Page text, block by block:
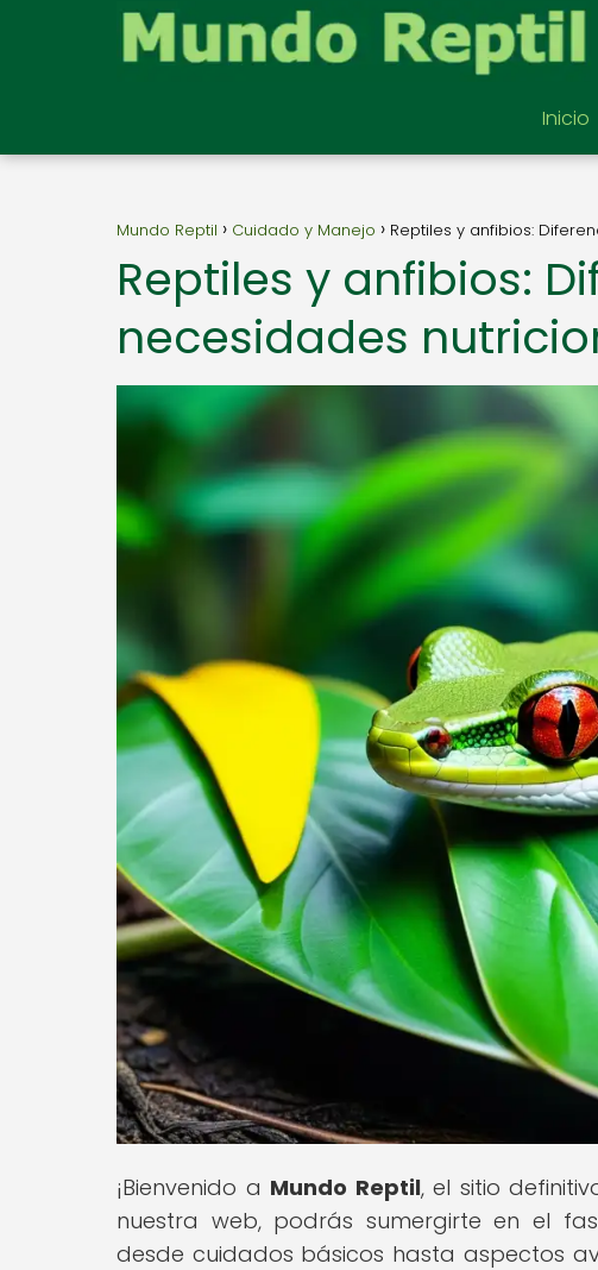
Inicio
Mundo Reptil Cuidado y Manejo Reptiles y anfibios:
Reptiles y anfibios:
necesidades
¡Bienvenido a Mundo Reptil, el sitio
nuestra web, podrás sumergirte en el
desde cuidados básicos hasta aspectos